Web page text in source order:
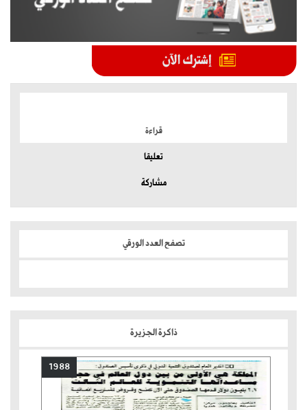
قراءة
تعليقا
مشاركة
تصفح العدد الورقي
ذاكرة الجزيرة
1988